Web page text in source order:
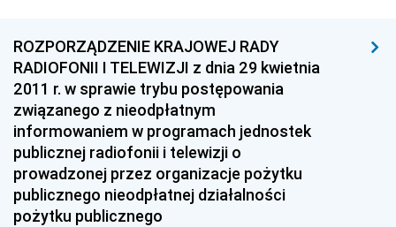
ROZPORZĄDZENIE KRAJOWEJ RADY
RADIOFONII I TELEWIZJI z dnia 29 kwietnia
2011 r. w sprawie trybu postępowania
związanego z nieodpłatnym
informowaniem w programach jednostek
publicznej radiofonii i telewizji o
prowadzonej przez organizacje pożytku
publicznego nieodpłatnej działalności
pożytku publicznego